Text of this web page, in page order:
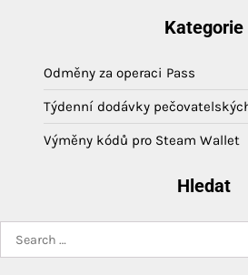
Kategorie
Odměny za operaci Pass
Týdenní dodávky
Výměny kódů pro Steam Wallet
Hledat
for: